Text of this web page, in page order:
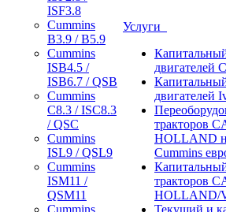
ISF3.8
Cummins
B3.9 / B5.9
Cummins
ISB4.5 /
ISB6.7 / QSB
Cummins
C8.3 / ISC8.3
/ QSC
Cummins
ISL9 / QSL9
Cummins
ISM11 /
QSM11
Cummins
Услуги
двигателей
двигателей
тракторов
HOLLAND
Cummins
тракторов
HOLLAND/
Текущий и